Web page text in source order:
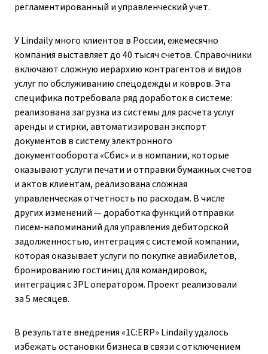
регламентированный и управленческий учет.
У Lindaily много клиентов в России, ежемесячно
компания выставляет до 40 тысяч счетов. Справочники
включают сложную иерархию контрагентов и видов
услуг по обслуживанию спецодежды и ковров. Эта
специфика потребовала ряд доработок в системе:
реализована загрузка из системы для расчета услуг
аренды и стирки, автоматизирован экспорт
документов в систему электронного
документооборота «Сбис» и в компании, которые
оказывают услуги печати и отправки бумажных счетов
и актов клиентам, реализована сложная
управленческая отчетность по расходам. В числе
других изменений — доработка функций отправки
писем-напоминаний для управления дебиторской
задолженностью, интеграция с системой компании,
которая оказывает услуги по покупке авиабилетов,
бронированию гостиниц для командировок,
интеграция с 3PL оператором. Проект реализовали
за 5 месяцев.
В результате внедрения «1С:ERP» Lindaily удалось
избежать остановки бизнеса в связи с отключением